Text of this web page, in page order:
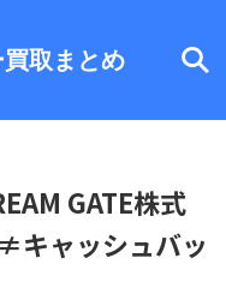
取まとめ
GATE株式
キャッシュバッ